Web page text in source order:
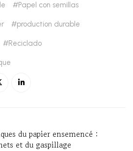
Papel con semillas
production durable
Reciclado
du papier ensemencé :
et du gaspillage